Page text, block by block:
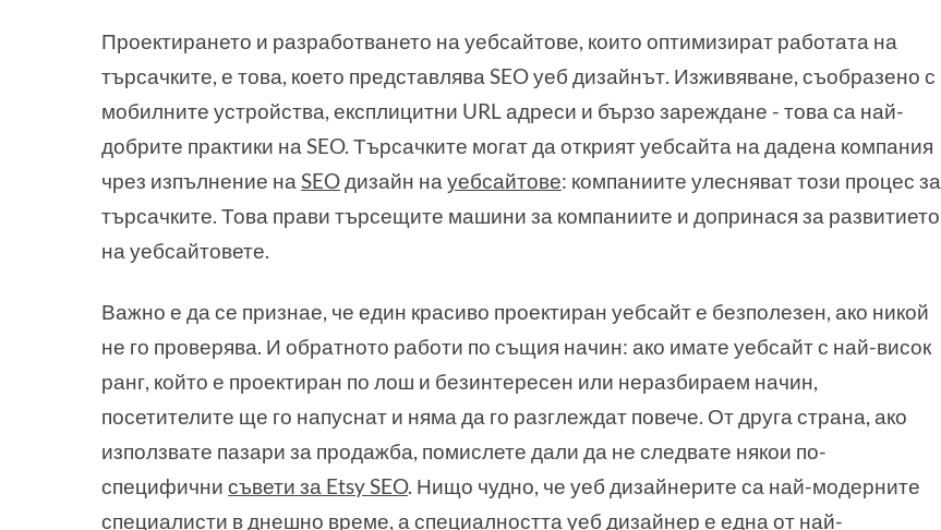
Проектирането и разработването на уебсайтове, които оптимизират работата на
търсачките, е това, което представлява SEO уеб дизайнът. Изживяване, съобразено с
мобилните устройства, експлицитни URL адреси и бързо зареждане - това са най-
добрите практики на SEO. Търсачките могат да открият уебсайта на дадена компания
чрез изпълнение наSEOдизайн науебсайтове: компаниите улесняват този процес за
търсачките. Това прави търсещите машини за компаниите и допринася за развитието
на уебсайтовете.
Важно е да се признае, че един красиво проектиран уебсайт е безполезен, ако никой
не го проверява. И обратното работи по същия начин: ако имате уебсайт с най-висок
ранг, който е проектиран по лош и безинтересен или неразбираем начин,
посетителите ще го напуснат и няма да го разглеждат повече. От друга страна, ако
използвате пазари за продажба, помислете дали да не следвате някои по-
специфичнисъвети за Etsy SEO. Нищо чудно, че уеб дизайнерите са най-модерните
специалисти в днешно време, а специалността уеб дизайнер е една от най-